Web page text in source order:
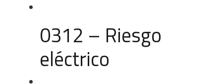
0312 – Riesgo
eléctrico